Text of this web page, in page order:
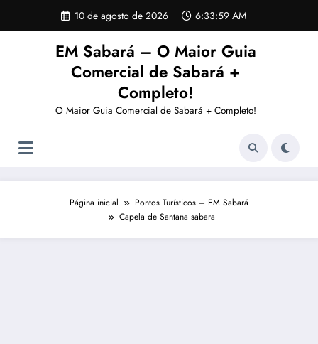
o
10 de agosto de 2026 6:34:00 AM
EM Sabará – O Maior Guia
Comercial de Sabará +
Completo!
O Maior Guia Comercial de Sabará + Completo!
Página inicial
Pontos Turísticos – EM Sabará
Capela de Santana sabara